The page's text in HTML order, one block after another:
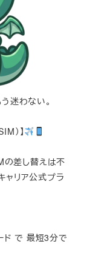
迷わない。
）】
の差し替えは不
ャリア公式プラ
ド で 最短3分で